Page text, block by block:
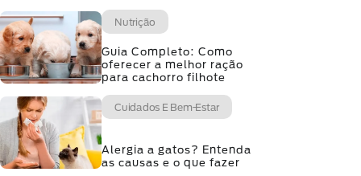
Nutrição
Guia Completo: Como
oferecer a melhor ração
para cachorro filhote
Cuidados E Bem-Estar
Alergia a gatos? Entenda
as causas e o que fazer